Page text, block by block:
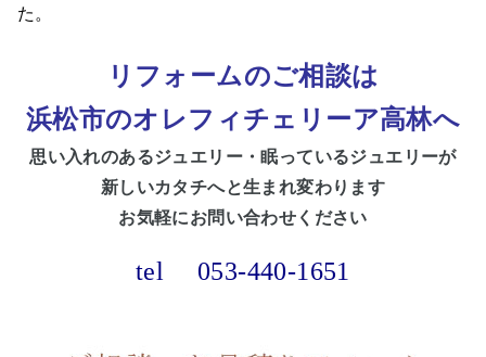
た。
リフォームのご相談は
浜松市のオレフィチェリーア高林へ
思い入れのあるジュエリー・眠っているジュエリーが
新しいカタチへと生まれ変わります
お気軽にお問い合わせください
tel 053-440-1651